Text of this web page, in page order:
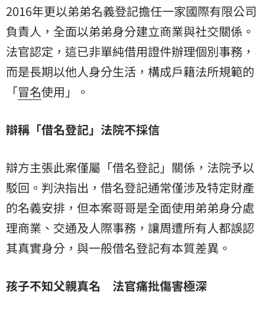
2016年更以弟弟名義登記擔任一家國際有限公司
負責人，全面以弟弟身分建立商業與社交關係。
法官認定，這已非單純借用證件辦理個別事務，
而是長期以他人身分生活，構成戶籍法所規範的
「冒名使用」。
辯稱「借名登記」法院不採信
辯方主張此案僅屬「借名登記」關係，法院予以
駁回。判決指出，借名登記通常僅涉及特定財產
的名義安排，但本案哥哥是全面使用弟弟身分處
理商業、交通及人際事務，讓周遭所有人都誤認
其真實身分，與一般借名登記有本質差異。
孩子不知父親真名 法官痛批傷害極深